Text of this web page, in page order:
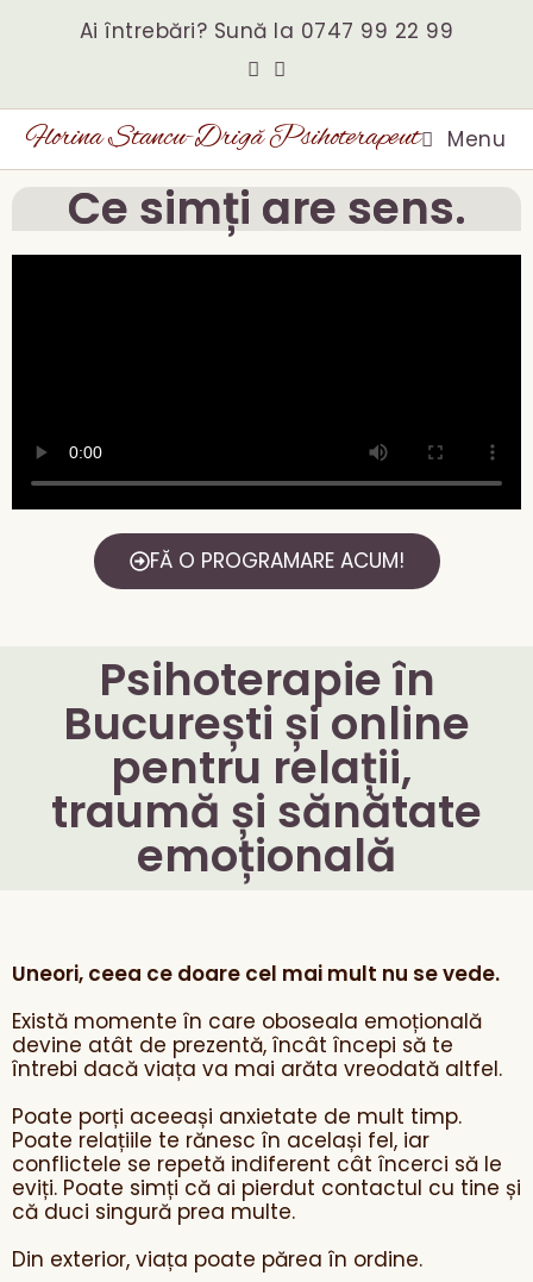
Ai întrebări? Sună la 0747 99 22 99
Florina Stancu-Drigă Psihoterapeut Menu
Ce simți are sens.
FĂ O PROGRAMARE ACUM!
Psihoterapie în
București și online
pentru relații,
traumă și sănătate
emoțională
Uneori, ceea ce doare cel mai mult nu se vede.
Există momente în care oboseala emoțională
devine atât de prezentă, încât începi să te
întrebi dacă viața va mai arăta vreodată altfel.
Poate porți aceeași anxietate de mult timp.
Poate relațiile te rănesc în același fel, iar
conflictele se repetă indiferent cât încerci să le
eviți. Poate simți că ai pierdut contactul cu tine și
că duci singură prea multe.
Din exterior, viața poate părea în ordine.